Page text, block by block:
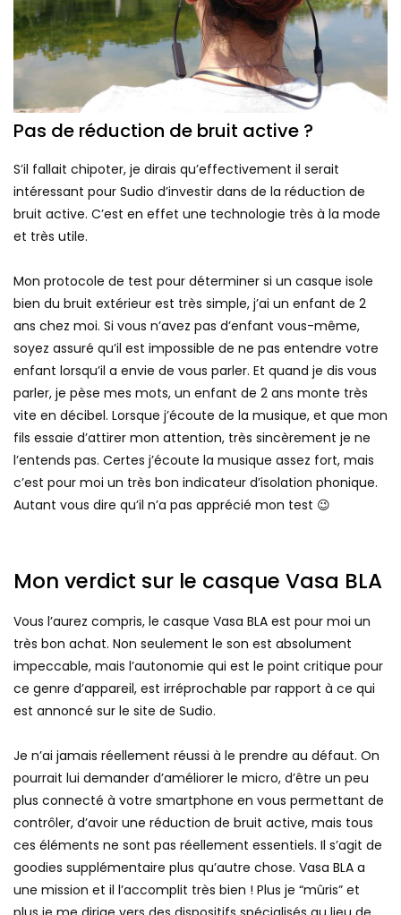
Pas de réduction de bruit active ?
S’il fallait chipoter, je dirais qu’effectivement il serait
intéressant pour Sudio d’investir dans de la réduction de
bruit active. C’est en effet une technologie très à la mode
et très utile.
Mon protocole de test pour déterminer si un casque isole
bien du bruit extérieur est très simple, j’ai un enfant de 2
ans chez moi. Si vous n’avez pas d’enfant vous-même,
soyez assuré qu’il est impossible de ne pas entendre votre
enfant lorsqu’il a envie de vous parler. Et quand je dis vous
parler, je pèse mes mots, un enfant de 2 ans monte très
vite en décibel. Lorsque j’écoute de la musique, et que mon
fils essaie d’attirer mon attention, très sincèrement je ne
l’entends pas. Certes j’écoute la musique assez fort, mais
c’est pour moi un très bon indicateur d’isolation phonique.
Autant vous dire qu’il n’a pas apprécié mon test 😉
Mon verdict sur le casque Vasa BLA
Vous l’aurez compris, le casque Vasa BLA est pour moi un
très bon achat. Non seulement le son est absolument
impeccable, mais l’autonomie qui est le point critique pour
ce genre d’appareil, est irréprochable par rapport à ce qui
est annoncé sur le site de Sudio.
Je n’ai jamais réellement réussi à le prendre au défaut. On
pourrait lui demander d’améliorer le micro, d’être un peu
plus connecté à votre smartphone en vous permettant de
contrôler, d’avoir une réduction de bruit active, mais tous
ces éléments ne sont pas réellement essentiels. Il s’agit de
goodies supplémentaire plus qu’autre chose. Vasa BLA a
une mission et il l’accomplit très bien ! Plus je “mûris” et